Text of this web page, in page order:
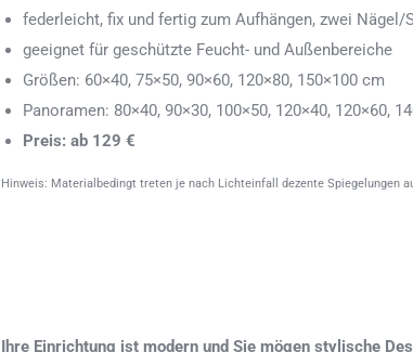
federleicht, fix und fertig zum Aufhängen, zwei Nägel/
geeignet für geschützte Feucht- und Außenbereiche
Größen: 60×40, 75×50, 90×60, 120×80, 150×100 cm
Panoramen: 80×40, 90×30, 100×50, 120×40, 120×60,
Preis: ab 129 €
Hinweis: Materialbedingt treten je nach Lichteinfall dezente Spiegelungen
Ihre Einrichtung ist modern und Sie mögen stylische